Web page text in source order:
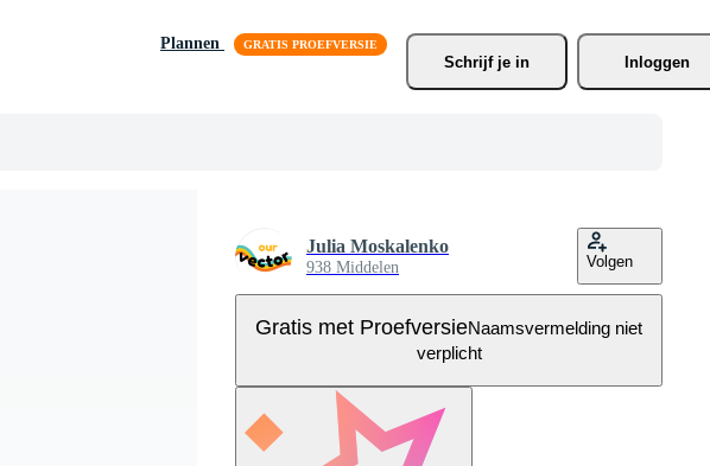
Plannen
Schrijf je in Inloggen
Julia Moskalenko
938 Middelen Volgen
Gratis met ProefversieNaamsvermelding niet
verplicht